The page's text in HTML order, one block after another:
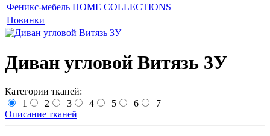
Феникс-мебель HOME COLLECTIONS
Новинки
Диван угловой Витязь 3У
Категории тканей:
1
2 3 4 5 6
7
Описание тканей